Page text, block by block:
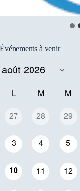
Événements à venir
L M M
27 28 29
3 4 5
10 11 12